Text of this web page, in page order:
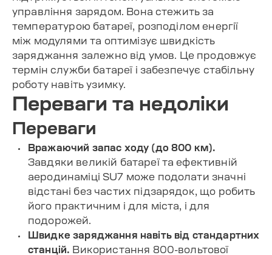
управління зарядом. Вона стежить за
температурою батареї, розподілом енергії
між модулями та оптимізує швидкість
заряджання залежно від умов. Це продовжує
термін служби батареї і забезпечує стабільну
роботу навіть узимку.
Переваги та недоліки
Переваги
Вражаючий запас ходу (до 800 км).
Завдяки великій батареї та ефективній
аеродинаміці SU7 може подолати значні
відстані без частих підзарядок, що робить
його практичним і для міста, і для
подорожей.
Швидке заряджання навіть від стандартних
станцій. Використання 800-вольтової